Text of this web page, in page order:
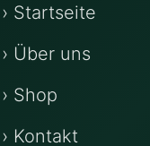
› Startseite
› Über uns
› Shop
› Kontakt